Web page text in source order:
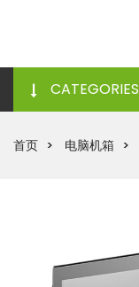
CATEGORIES
首页 电脑机箱